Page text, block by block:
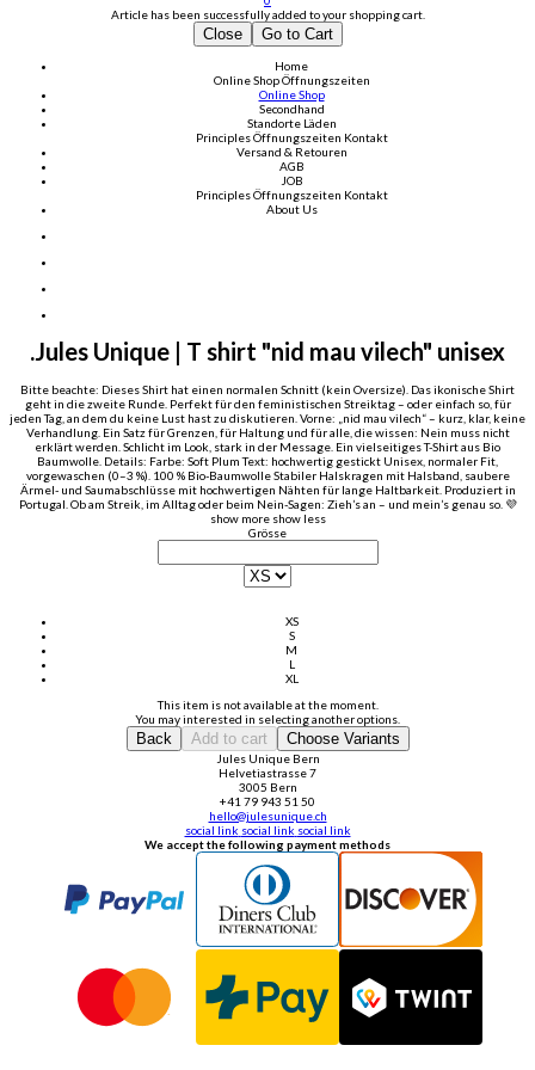
Article has been successfully added to your shopping cart.
Close Go to Cart
Home
Online ShopÖffnungszeiten
Online Shop
Secondhand
Standorte Läden
PrinciplesÖffnungszeiten Kontakt
Versand & Retouren
AGB
JOB
PrinciplesÖffnungszeiten Kontakt
About Us
.Jules Unique | T shirt "nid mau vilech" unisex
Bitte beachte: Dieses Shirt hat einen normalen Schnitt (kein Oversize). Das ikonische Shirt
geht in die zweite Runde. Perfekt für den feministischen Streiktag – oder einfach so, für
jeden Tag, an dem du keine Lust hast zu diskutieren. Vorne: „nid mau vilech“ – kurz, klar, keine
Verhandlung. Ein Satz für Grenzen, für Haltung und für alle, die wissen: Nein muss nicht
erklärt werden. Schlicht im Look, stark in der Message. Ein vielseitiges T-Shirt aus Bio
Baumwolle. Details: Farbe: Soft Plum Text: hochwertig gestickt Unisex, normaler Fit,
vorgewaschen (0–3 %). 100 % Bio-Baumwolle Stabiler Halskragen mit Halsband, saubere
Ärmel- und Saumabschlüsse mit hochwertigen Nähten für lange Haltbarkeit. Produziert in
Portugal. Ob am Streik, im Alltag oder beim Nein-Sagen: Zieh’s an – und mein’s genau so. 💜
show more show less
Grösse
XS
S
M
L
XL
This item is not available at the moment.
You may interested in selecting another options.
Back Add to cart Choose Variants
Jules Unique Bern
Helvetiastrasse 7
3005 Bern
+41 79 943 51 50
hello@julesunique.ch
social link social link social link
We accept the following payment methods